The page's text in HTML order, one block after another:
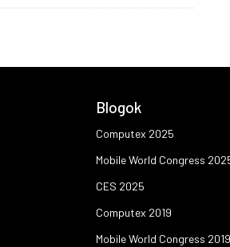
Blogok
Computex 2025
Mobile World Congress
CES 2025
Computex 2019
Mobile World Congress 2019